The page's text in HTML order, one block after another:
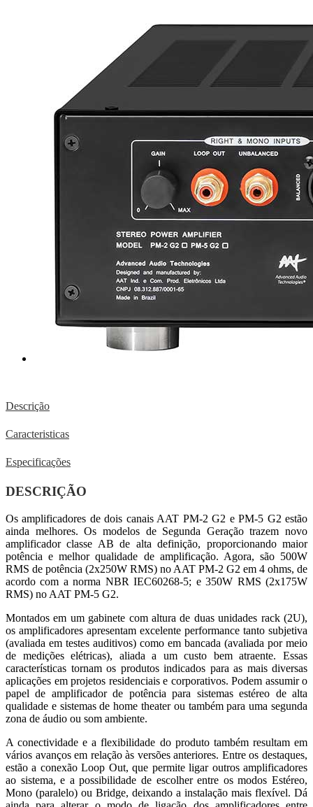
Descrição
Caracteristicas
Especificações
DESCRIÇÃO
Os amplificadores de dois canais AAT PM-2 G2 e PM-5 G2 estão
ainda melhores. Os modelos de Segunda Geração trazem novo
amplificador classe AB de alta definição, proporcionando maior
potência e melhor qualidade de amplificação. Agora, são 500W
RMS de potência (2x250W RMS) no AAT PM-2 G2 em 4 ohms, de
acordo com a norma NBR IEC60268-5; e 350W RMS (2x175W
RMS) no AAT PM-5 G2.
Montados em um gabinete com altura de duas unidades rack (2U),
os amplificadores apresentam excelente performance tanto subjetiva
(avaliada em testes auditivos) como em bancada (avaliada por meio
de medições elétricas), aliada a um custo bem atraente. Essas
características tornam os produtos indicados para as mais diversas
aplicações em projetos residenciais e corporativos. Podem assumir o
papel de amplificador de potência para sistemas estéreo de alta
qualidade e sistemas de home theater ou também para uma segunda
zona de áudio ou som ambiente.
A conectividade e a flexibilidade do produto também resultam em
vários avanços em relação às versões anteriores. Entre os destaques,
estão a conexão Loop Out, que permite ligar outros amplificadores
ao sistema, e a possibilidade de escolher entre os modos Estéreo,
Mono (paralelo) ou Bridge, deixando a instalação mais flexível. Dá